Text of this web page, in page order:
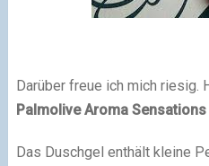
Darüber freue ich mich riesig.
Palmolive Aroma Sensations
Das Duschgel enthält kleine